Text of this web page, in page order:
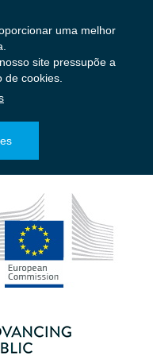
uma melhor
site pressupõe a
de cookies.